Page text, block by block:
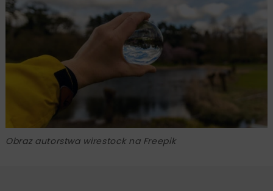
Obraz autorstwa wirestock na Freepik